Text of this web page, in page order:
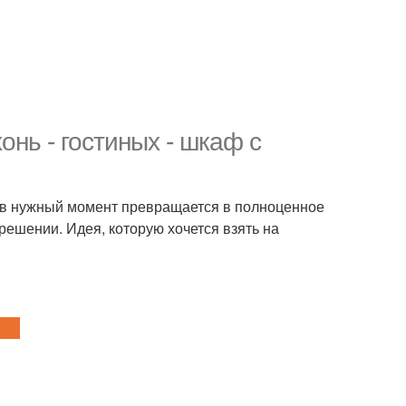
- гостиных - шкаф с
нужный момент превращается в полноценное
Идея, которую хочется взять на